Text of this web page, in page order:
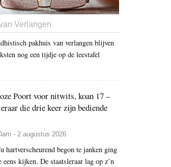
Verlangen
pakhuis van verlangen blijven
nog een tijdje op de leestafel
Poort voor nitwits, koan 17 –
die drie keer zijn bediende
- 2 augustus 2026
hartverscheurend begon te janken ging
eens kijken. De staatsleraar lag op z’n